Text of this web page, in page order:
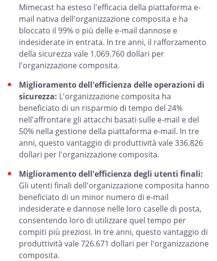
Mimecast ha esteso l'efficacia della piattaforma e-
mail nativa dell'organizzazione composita e ha
bloccato il 99% o più delle e-mail dannose e
indesiderate in entrata. In tre anni, il rafforzamento
della sicurezza vale 1.069.760 dollari per
l'organizzazione composita.
Miglioramento dell'efficienza delle operazioni di
sicurezza: L'organizzazione composita ha
beneficiato di un risparmio di tempo del 24%
nell'affrontare gli attacchi basati sulle e-mail e del
50% nella gestione della piattaforma e-mail. In tre
anni, questo vantaggio di produttività vale 336.826
dollari per l'organizzazione composita.
Miglioramento dell'efficienza degli utenti finali:
Gli utenti finali dell'organizzazione composita hanno
beneficiato di un minor numero di e-mail
indesiderate e dannose nelle loro caselle di posta,
consentendo loro di utilizzare quel tempo per
compiti più preziosi. In tre anni, questo vantaggio di
produttività vale 726.671 dollari per l'organizzazione
composita.